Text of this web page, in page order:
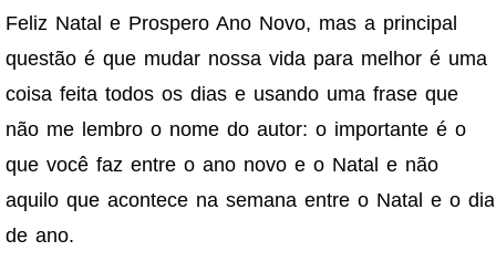
Feliz Natal e Prospero Ano Novo, mas a principal
questão é que mudar nossa vida para melhor é uma
coisa feita todos os dias e usando uma frase que
não me lembro o nome do autor: o importante é o
que você faz entre o ano novo e o Natal e não
aquilo que acontece na semana entre o Natal e o dia
de ano.